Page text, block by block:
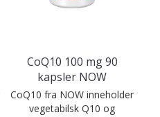
CoQ10 100 mg 90
kapsler NOW
CoQ10 fra NOW inneholder
vegetabilsk Q10 og